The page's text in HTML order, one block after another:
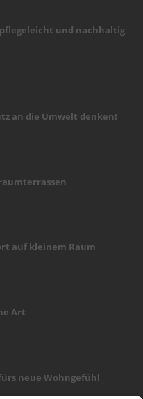
und nachhaltig
an die Umwelt denken!
auf kleinem Raum
Art
neue Wohngefühl